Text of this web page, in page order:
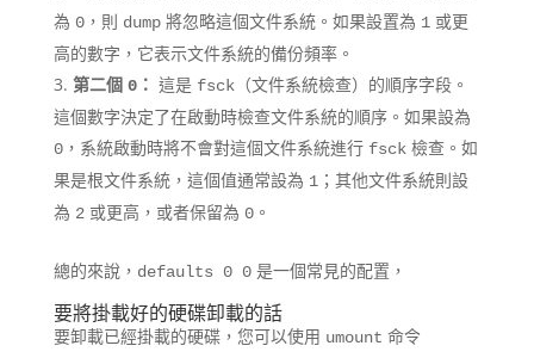
為 0，則 dump將忽略這個文件系統。如果設置為 1或更
高的數字，它表示文件系統的備份頻率。
第二個 0： 這是 fsck（文件系統檢查）的順序字段。
這個數字決定了在啟動時檢查文件系統的順序。如果設為
0，系統啟動時將不會對這個文件系統進行 fsck檢查。如
果是根文件系統，這個值通常設為 1；其他文件系統則設
為 2或更高，或者保留為 0。
總的來說， defaults 0 0是一個常見的配置，
要將掛載好的硬碟卸載的話
要卸載已經掛載的硬碟，您可以使用 umount 命令